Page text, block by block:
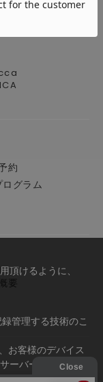
約
ログラム
要
頂けるように、
管理する技術のこ
お客様のデバイス
ーバーへ送り返さ